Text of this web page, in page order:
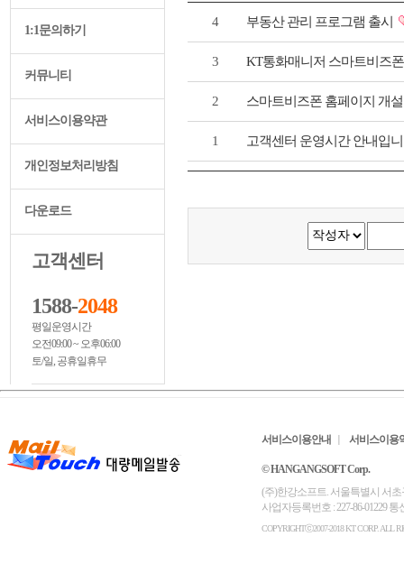
1:1문의하기
커뮤니티
서비스이용약관
개인정보처리방침
다운로드
고객센터
1588-2048
평일운영시간
오전09:00 ~ 오후06:00
토/일, 공휴일휴무
4 부동산 관리 프로그램 출시
3 KT통화매니저 스마트비즈
2 스마트비즈폰 홈페이지 개
1 고객센터 운영시간 안내입
서비스이용안내 서비스이용
© HANGANGSOFT Corp.
(주)한강소프트. 서울특별시 서초
사업자등록번호 : 227-86-01229
COPYRIGHTⓒ2007-2018 KT CORP. ALL